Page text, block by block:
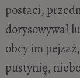
postaci,
dorysowywał
obcy im
pustynię,